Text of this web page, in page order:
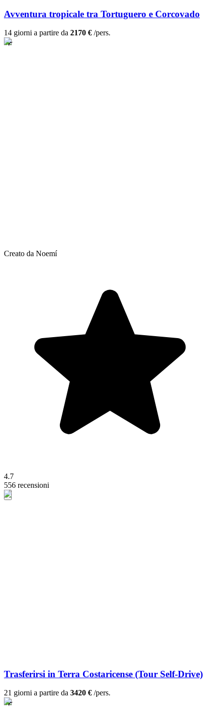
Avventura tropicale tra Tortuguero e Corcovado
14 giorni a partire da 2170 € /pers.
Creato da Noemí
4.7
556 recensioni
Trasferirsi in Terra Costaricense (Tour Self-Drive)
21 giorni a partire da 3420 € /pers.